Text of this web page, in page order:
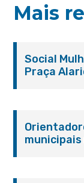
Mais
Social
Praça